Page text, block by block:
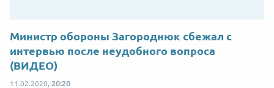
Министр обороны Загороднюк сбежал с
интервью после неудобного вопроса
(ВИДЕО)
11.02.2020, 20:20